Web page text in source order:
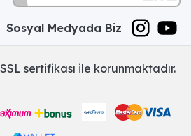
Sosyal Medyada Biz
sertifikası ile korunmaktadır.